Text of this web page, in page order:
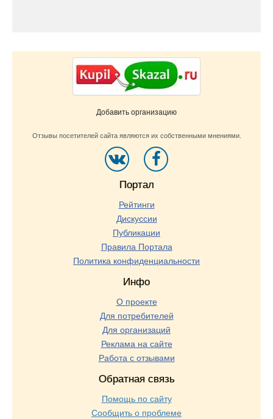
Добавить организацию
Отзывы посетителей сайта являются их собственными мнениями.
Портал
Рейтинги
Дискуссии
Публикации
Правила Портала
Политика конфиденциальности
Инфо
О проекте
Для потребителей
Для организаций
Реклама на сайте
Работа с отзывами
Обратная связь
Помощь по сайту
Сообщить о проблеме